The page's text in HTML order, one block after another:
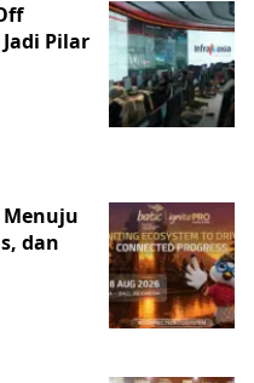
Pilar
Menuju
dan